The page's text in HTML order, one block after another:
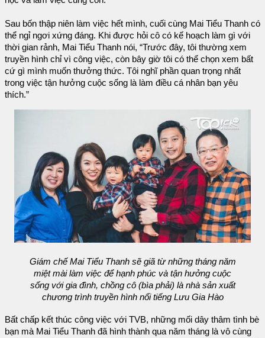
Sau bốn thập niên làm việc hết mình, cuối cùng Mai Tiểu Thanh có
thể ngỉ ngơi xứng đáng. Khi được hỏi cô có kế hoạch làm gì với
thời gian rảnh, Mai Tiểu Thanh nói, “Trước đây, tôi thường xem
truyền hình chỉ vì công việc, còn bây giờ tôi có thể chọn xem bất
cứ gì mình muốn thưởng thức. Tôi nghĩ phần quan trọng nhất
trong việc tận hưởng cuộc sống là làm điều cá nhân bạn yêu
thích.”
Giám chế Mai Tiểu Thanh sẽ giã từ những tháng năm
miệt mài làm việc để hạnh phúc và tận hưởng cuộc
sống với gia đình, chồng cô (bìa phải) là nhà sản xuất
chương trình truyền hình nổi tiếng Lưu Gia Hào
Bất chấp kết thúc công việc với TVB, những mối dây thâm tình bè
bạn mà Mai Tiểu Thanh đã hình thành qua năm tháng là vô cùng